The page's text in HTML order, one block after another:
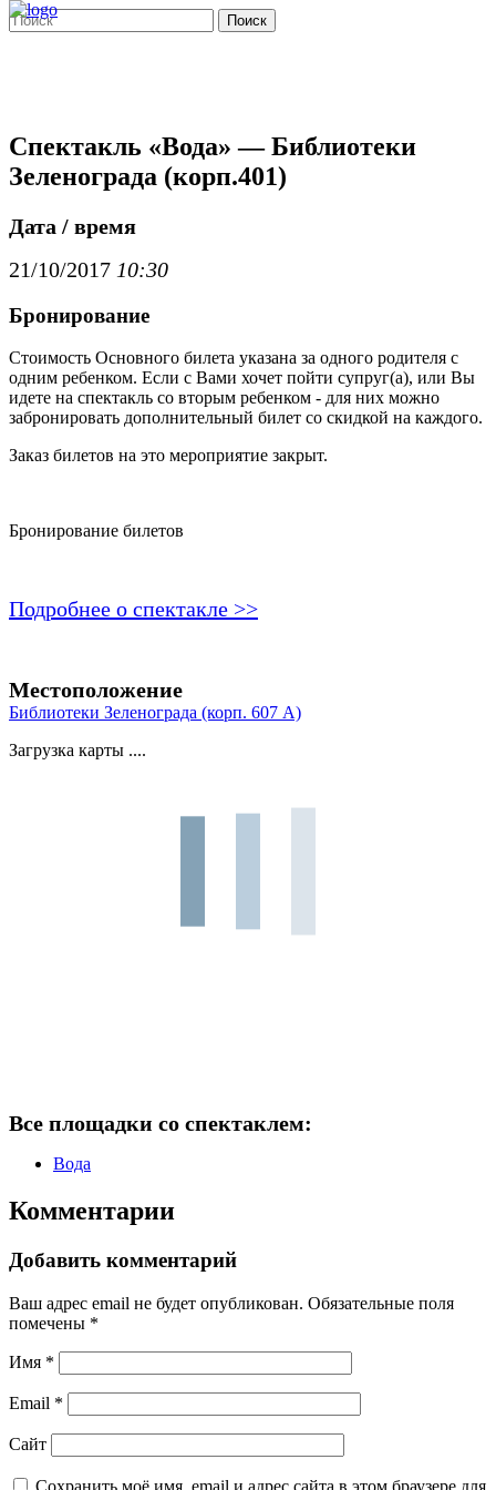
Поиск
Спектакль «Вода» — Библиотеки
Зеленограда (корп.401)
Дата / время
21/10/2017 10:30
Бронирование
Стоимость Основного билета указана за одного родителя с
одним ребенком. Если с Вами хочет пойти супруг(а), или Вы
идете на спектакль со вторым ребенком - для них можно
забронировать дополнительный билет со скидкой на каждого.
Заказ билетов на это мероприятие закрыт.
Бронирование билетов
Подробнее о спектакле >>
Местоположение
Библиотеки Зеленограда (корп. 607 A)
Загрузка карты ....
Все площадки со спектаклем:
Вода
Комментарии
Добавить комментарий
Ваш адрес email не будет опубликован. Обязательные поля
помечены *
Имя *
Email *
Сайт
Сохранить моё имя, email и адрес сайта в этом браузере для